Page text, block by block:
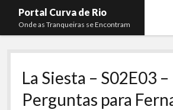
Portal Curva de Rio
Onde as Tranqueiras se Encontram
Podcasts open
Curva de Rio
Curva Belas Artes
Membros open
Almir Ribeiro
twitterfacebookinstagram
youtube
rss email
La Siesta – S02E03 –
Perguntas para